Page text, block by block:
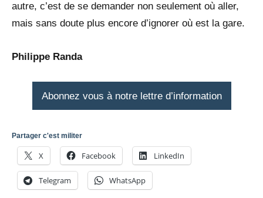
autre, c’est de se demander non seulement où aller,
mais sans doute plus encore d’ignorer où est la gare.
Philippe Randa
Abonnez vous à notre lettre d’information
Partager c'est militer
X Facebook LinkedIn
Telegram WhatsApp